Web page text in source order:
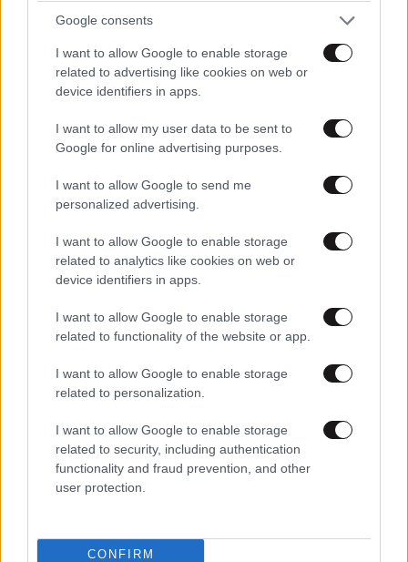
Google consents
I want to allow Google to enable storage
related to advertising like cookies on web or
device identifiers in apps.
I want to allow my user data to be sent to
Google for online advertising purposes.
I want to allow Google to send me
personalized advertising.
I want to allow Google to enable storage
related to analytics like cookies on web or
device identifiers in apps.
I want to allow Google to enable storage
related to functionality of the website or app.
I want to allow Google to enable storage
related to personalization.
I want to allow Google to enable storage
related to security, including authentication
functionality and fraud prevention, and other
user protection.
CONFIRM
Ο ΔΗΜΑΡΧΟΣ ΤΩΡΑ ΞΥΠΝΗΣΕ ΤΟ ΝΗΣΙ ΤΟΥ ΕΙΝΑΙ
ΓΕΜΑΤΟ ΛΑΘΡΟΜΕΤΑΝΑΣΤΕΣ ΝΑ ΤΟΥΣ ΧΑΙΡΕΤΑΙ
Απαντήστε
Μην ανυσυχεις θα σε ισλαμοποιησουμε